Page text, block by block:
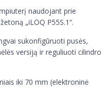
naudojant prie
„iLOQ P55S.1“.
sukonfigūruoti pusės,
versiją ir reguliuoti cilindro
iki 70 mm (elektroninė